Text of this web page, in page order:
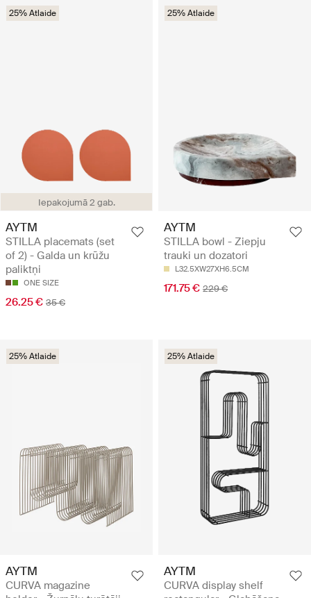
Iepakojumā 2 gab.
25% Atlaide
AYTM
STILLA placemats (set
of 2) - Galda un krūžu
paliktņi
ONE SIZE
26.25 € 35 €
25% Atlaide
AYTM
STILLA bowl - Ziepju
trauki un dozatori
L32.5XW27XH6.5CM
171.75 € 229 €
25% Atlaide
AYTM
CURVA magazine
25% Atlaide
AYTM
CURVA display shelf